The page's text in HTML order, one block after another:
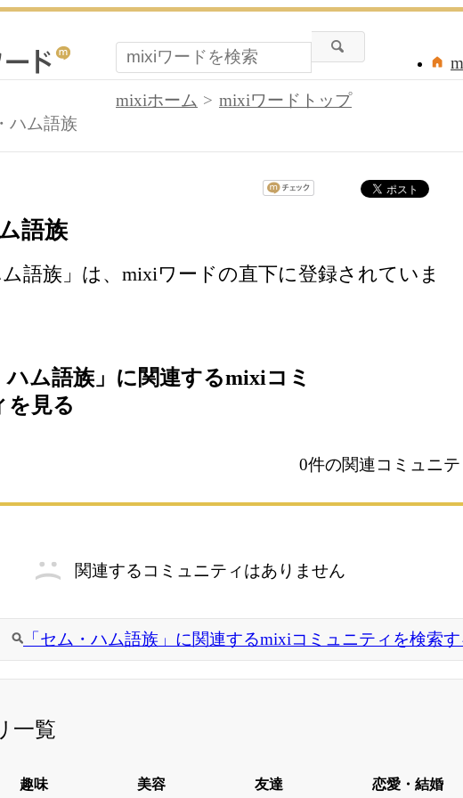
mixiホーム
mixiワードトップ
ハム語族
語族
ム語族」は、mixiワードの直下に登録されていま
ハム語族」に関連するmixiコミ
を見る
0件の関連コミュニテ
関連するコミュニティはありません
「セム・ハム語族」に関連するmixiコミュニティを検索す
一覧
趣味 美容 友達 恋愛・結婚